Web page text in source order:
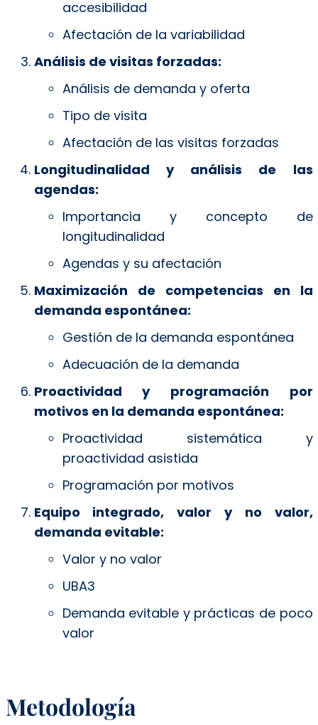
accesibilidad
Afectación de la variabilidad
Análisis de visitas forzadas:
Análisis de demanda y oferta
Tipo de visita
Afectación de las visitas forzadas
Longitudinalidad y análisis de las
agendas:
Importancia y concepto de
longitudinalidad
Agendas y su afectación
Maximización de competencias en la
demanda espontánea:
Gestión de la demanda espontánea
Adecuación de la demanda
Proactividad y programación por
motivos en la demanda espontánea:
Proactividad sistemática y
proactividad asistida
Programación por motivos
Equipo integrado, valor y no valor,
demanda evitable:
Valor y no valor
UBA3
Demanda evitable y prácticas de poco
valor
Metodología